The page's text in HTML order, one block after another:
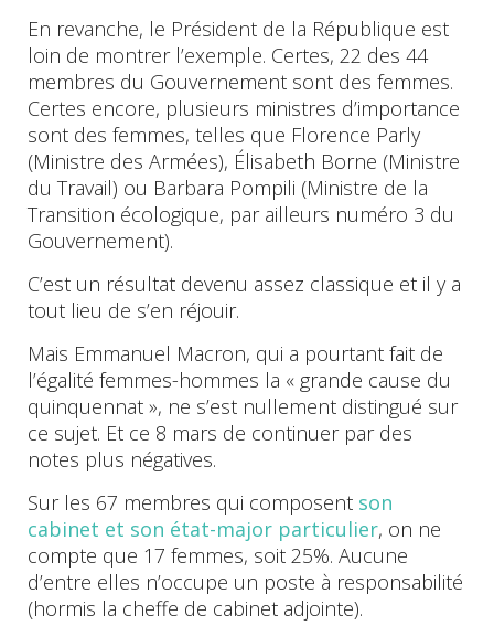
En revanche, le Président de la République est
loin de montrer l’exemple. Certes, 22 des 44
membres du Gouvernement sont des femmes.
Certes encore, plusieurs ministres d’importance
sont des femmes, telles que Florence Parly
(Ministre des Armées), Élisabeth Borne (Ministre
du Travail) ou Barbara Pompili (Ministre de la
Transition écologique, par ailleurs numéro 3 du
Gouvernement).
C’est un résultat devenu assez classique et il y a
tout lieu de s’en réjouir.
Mais Emmanuel Macron, qui a pourtant fait de
l’égalité femmes-hommes la « grande cause du
quinquennat », ne s’est nullement distingué sur
ce sujet. Et ce 8 mars de continuer par des
notes plus négatives.
Sur les 67 membres qui composent son
cabinet et son état-major particulier, on ne
compte que 17 femmes, soit 25%. Aucune
d’entre elles n’occupe un poste à responsabilité
(hormis la cheffe de cabinet adjointe).